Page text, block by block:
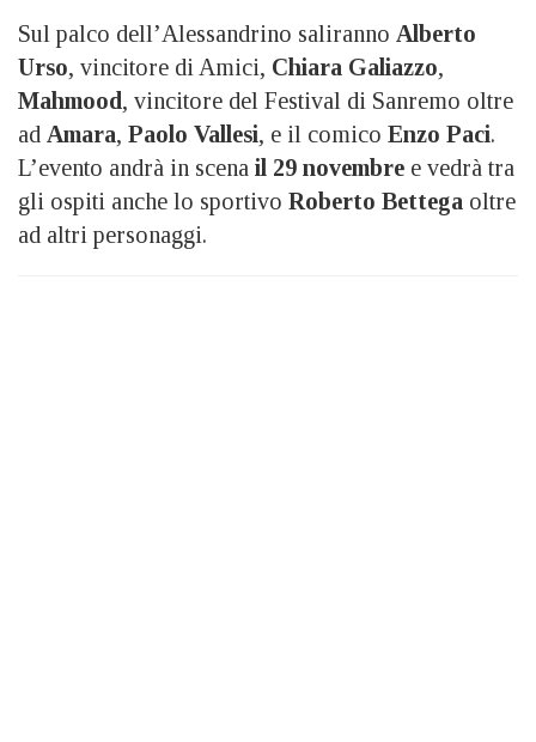
Sul palco dell’Alessandrino saliranno Alberto
Urso, vincitore di Amici, Chiara Galiazzo,
Mahmood, vincitore del Festival di Sanremo oltre
ad Amara, Paolo Vallesi, e il comico Enzo Paci.
L’evento andrà in scena il 29 novembre e vedrà tra
gli ospiti anche lo sportivo Roberto Bettega oltre
ad altri personaggi.